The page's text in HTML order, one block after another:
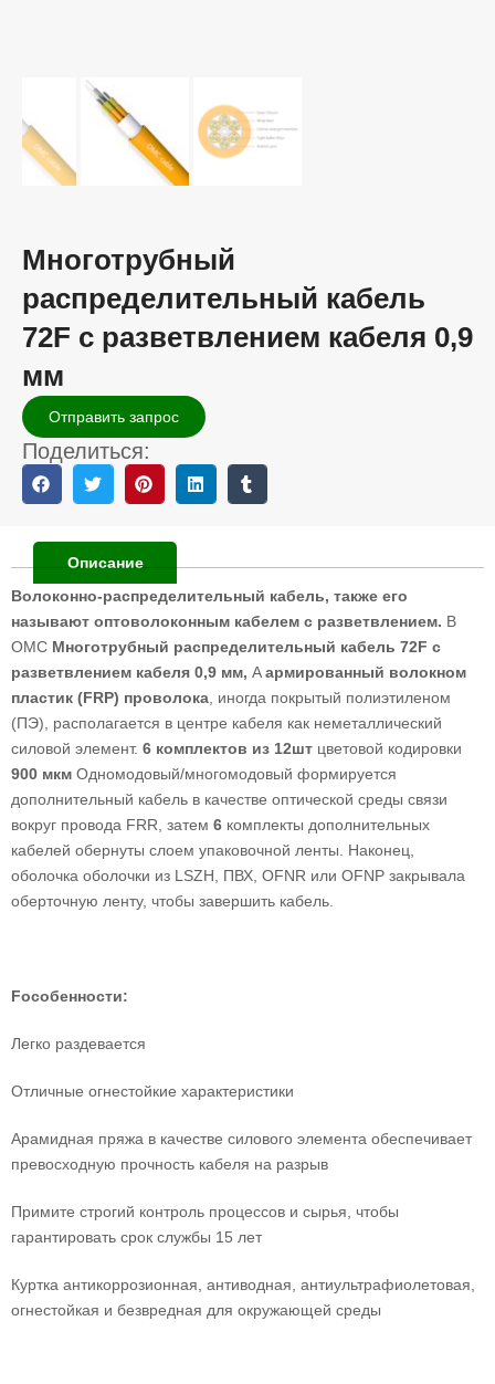
Многотрубный
распределительный кабель
72F с разветвлением кабеля 0,9
мм
Отправить запрос
Поделиться:
Описание
Волоконно-распределительный кабель, также его
называют оптоволоконным кабелем с разветвлением. В
ОМС Многотрубный распределительный кабель 72F с
разветвлением кабеля 0,9 мм, Aармированный волокном
пластик (FRP) проволока, иногда покрытый полиэтиленом
(ПЭ), располагается в центре кабеля как неметаллический
силовой элемент. 6 комплектов из 12шт цветовой кодировки
900 мкм Одномодовый/многомодовый формируется
дополнительный кабель в качестве оптической среды связи
вокруг провода FRR, затем 6 комплекты дополнительных
кабелей обернуты слоем упаковочной ленты. Наконец,
оболочка оболочки из LSZH, ПВХ, OFNR или OFNP закрывала
оберточную ленту, чтобы завершить кабель.
Fособенности:
Легко раздевается
Отличные огнестойкие характеристики
Арамидная пряжа в качестве силового элемента обеспечивает
превосходную прочность кабеля на разрыв
Примите строгий контроль процессов и сырья, чтобы
гарантировать срок службы 15 лет
Куртка антикоррозионная, антиводная, антиультрафиолетовая,
огнестойкая и безвредная для окружающей среды